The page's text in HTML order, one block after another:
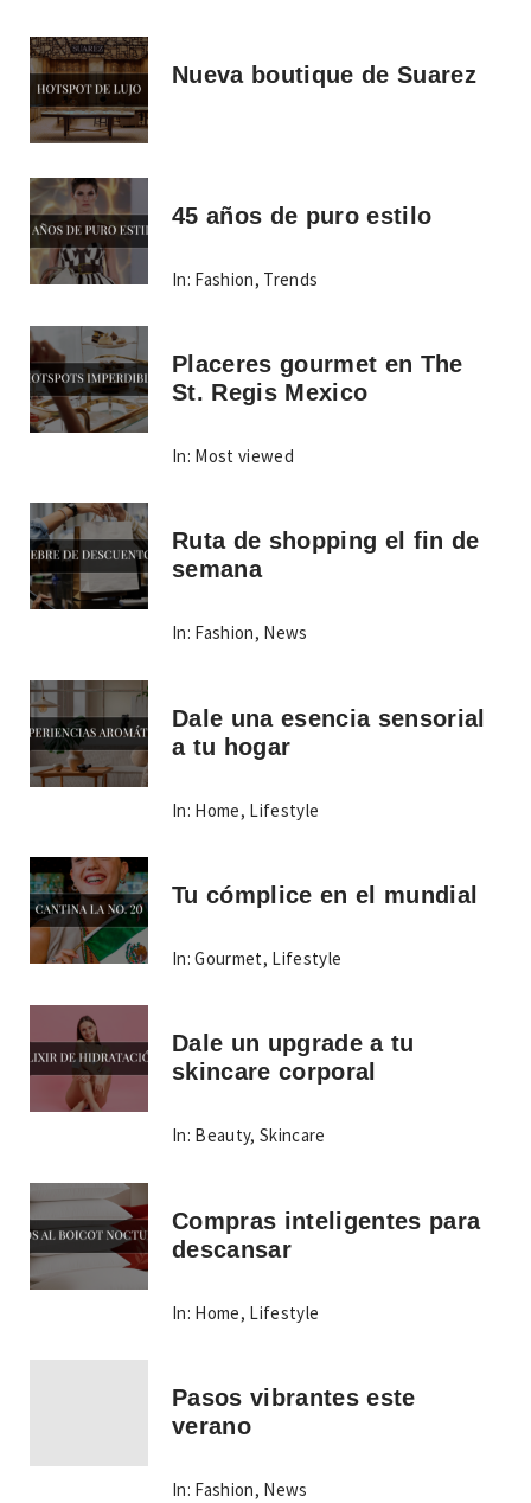
Nueva boutique de Suarez
45 años de puro estilo
In: Fashion, Trends
Placeres gourmet en The
St. Regis Mexico
In: Most viewed
Ruta de shopping el fin de
semana
In: Fashion, News
Dale una esencia sensorial
a tu hogar
In: Home, Lifestyle
Tu cómplice en el mundial
In: Gourmet, Lifestyle
Dale un upgrade a tu
skincare corporal
In: Beauty,Skincare
Compras inteligentes para
descansar
In: Home, Lifestyle
Pasos vibrantes este
verano
In: Fashion, News